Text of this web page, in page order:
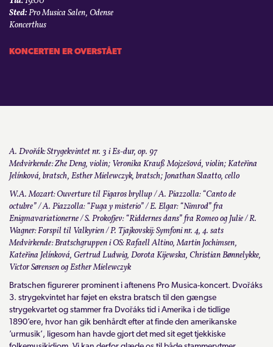
Sted:Pro Musica Salen, Odense
Koncerthus
KONCERTEN ER OVERSTÅET
A. Dvořák: Strygekvintet nr. 3 i Es-dur, op. 97
Medvirkende: Zhe Deng, violin; Veronika Krauß Mojzešová, violin; Kateřina
Jelínková, bratsch, Esther Mielewczyk, bratsch; Jonathan Slaatto, cello
W.A. Mozart: Ouverture til Figaros bryllup / A. Piazzolla: “Canto de
octubre” / A. Piazzolla: “Fuga y misterio” / E. Elgar: “Nimrod” fra
Enigmavariationerne / S. Prokofjev: “Riddernes dans” fra Romeo og Julie / R.
Wagner: Forspil til Valkyrien / P. Tjajkovskij: Symfoni nr. 4, 4. sats
Medvirkende: Bratschgruppen i OS: Rafaell Altino, Martin Jochimsen,
Kateřina Jelínková, Gertrud Ludwig, Dorota Kijewska, Christian Bønnelykke,
Victor Sørensen og Esther Mielewczyk
Bratschen figurerer prominent i aftenens Pro Musica-koncert. Dvořáks
3. strygekvintet har føjet en ekstra bratsch til den gængse
strygekvartet og stammer fra Dvořáks tid i Amerika i de tidlige
1890’ere, hvor han gik benhårdt efter at finde den amerikanske
’urmusik’, ligesom han havde gjort det med sit eget tjekkiske